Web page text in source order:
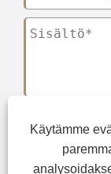
Käytämme